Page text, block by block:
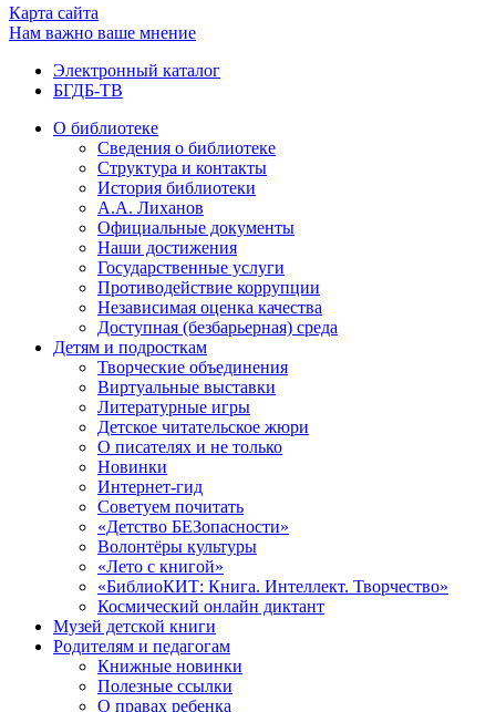
Карта сайта
Нам важно ваше мнение
Электронный каталог
БГДБ-ТВ
О библиотеке
Сведения о библиотеке
Структура и контакты
История библиотеки
А.А. Лиханов
Официальные документы
Наши достижения
Государственные услуги
Противодействие коррупции
Независимая оценка качества
Доступная (безбарьерная) среда
Детям и подросткам
Творческие объединения
Виртуальные выставки
Литературные игры
Детское читательское жюри
О писателях и не только
Новинки
Интернет-гид
Советуем почитать
«Детство БЕЗопасности»
Волонтёры культуры
«Лето с книгой»
«БиблиоКИТ: Книга. Интеллект. Творчество»
Космический онлайн диктант
Музей детской книги
Родителям и педагогам
Книжные новинки
Полезные ссылки
О правах ребенка